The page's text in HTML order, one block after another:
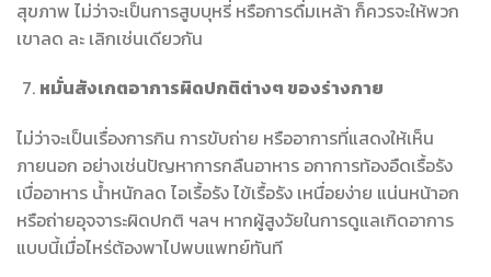
สุขภาพ ไม่ว่าจะเป็นการสูบบุหรี่ หรือการดื่มเหล้า ก็ควรจะให้พวก
เขาลด ละ เลิกเช่นเดียวกัน
หมั่นสังเกตอาการผิดปกติต่างๆ ของร่างกาย
ไม่ว่าจะเป็นเรื่องการกิน การขับถ่าย หรืออาการที่แสดงให้เห็น
ภายนอก อย่างเช่นปัญหาการกลืนอาหาร อกาการท้องอืดเรื้อรัง
เบื่ออาหาร น้ำหนักลด ไอเรื้อรัง ไข้เรื้อรัง เหนื่อยง่าย แน่นหน้าอก
หรือถ่ายอุจจาระผิดปกติ ฯลฯ หากผู้สูงวัยในการดูแลเกิดอาการ
แบบนี้เมื่อไหร่ต้องพาไปพบแพทย์ทันที